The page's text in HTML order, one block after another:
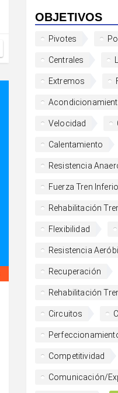
OBJETIVOS
Pivotes
Centrales
Extremos
Velocidad
Calentamiento
Resistencia
Fuerza Tren
Rehabilitación
Flexibilidad
Resistencia
Recuperación
Rehabilitación
Circuitos
Competitividad
Comunicación/